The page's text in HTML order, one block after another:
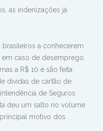
as indenizações já
a conhecerem
caso de desemprego.
a R$ 10 e são feita
dívidas de cartão de
de Seguros
deu um salto no volume
motivo dos